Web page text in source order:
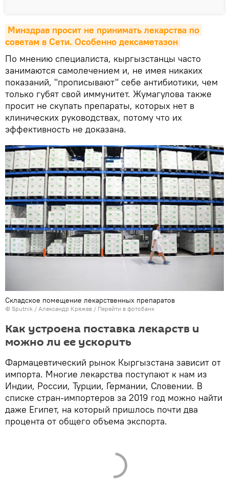
Минздрав просит не принимать лекарства по
советам в Сети. Особенно дексаметазон
По мнению специалиста, кыргызстанцы часто
занимаются самолечением и, не имея никаких
показаний, "прописывают" себе антибиотики, чем
только губят свой иммунитет. Жумагулова также
просит не скупать препараты, которых нет в
клинических руководствах, потому что их
эффективность не доказана.
Складское помещение лекарственных препаратов
© Sputnik / Александр Кряжев / Перейти в фотобанк
Как устроена поставка лекарств и
можно ли ее ускорить
Фармацевтический рынок Кыргызстана зависит от
импорта. Многие лекарства поступают к нам из
Индии, России, Турции, Германии, Словении. В
списке стран-импортеров за 2019 год можно найти
даже Египет, на который пришлось почти два
процента от общего объема экспорта.